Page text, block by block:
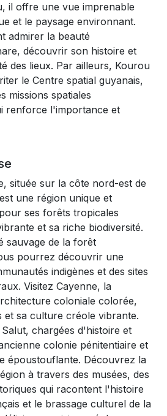
il offre une vue imprenable
et le paysage environnant.
admirer la beauté
découvrir son histoire et
des lieux. Par ailleurs, Kourou
le Centre spatial guyanais,
missions spatiales
renforce l'importance et
située sur la côte nord-est de
une région unique et
ses forêts tropicales
et sa riche biodiversité.
sauvage de la forêt
pourrez découvrir une
indigènes et des sites
Visitez Cayenne, la
coloniale colorée,
et sa culture créole vibrante.
chargées d'histoire et
colonie pénitentiaire et
époustouflante. Découvrez la
à travers des musées, des
qui racontent l'histoire
et le brassage culturel de la